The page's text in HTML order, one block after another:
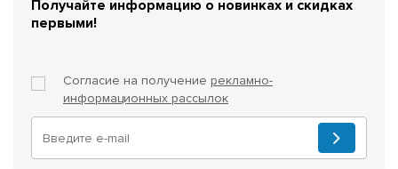
Получайте информацию о новинках и скидках
первыми!
Согласие на получение рекламно-
информационных рассылок